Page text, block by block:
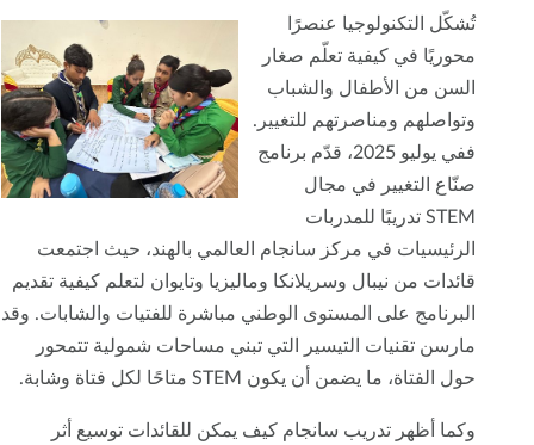
تُشكّل التكنولوجيا عنصرًا
محوريًا في كيفية تعلّم صغار
السن من الأطفال والشباب
وتواصلهم ومناصرتهم للتغيير.
ففي يوليو 2025، قدّم برنامج
صنّاع التغيير في مجال
STEM تدريبًا للمدربات
الرئيسيات في مركز سانجام العالمي بالهند، حيث اجتمعت
قائدات من نيبال وسريلانكا وماليزيا وتايوان لتعلم كيفية تقديم
البرنامج على المستوى الوطني مباشرة للفتيات والشابات. وقد
مارسن تقنيات التيسير التي تبني مساحات شمولية تتمحور
حول الفتاة، ما يضمن أن يكون STEM متاحًا لكل فتاة وشابة.
وكما أظهر تدريب سانجام كيف يمكن للقائدات توسيع أثر